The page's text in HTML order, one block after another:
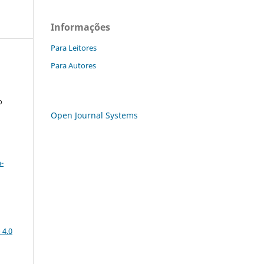
Informações
Para Leitores
Para Autores
Open Journal Systems